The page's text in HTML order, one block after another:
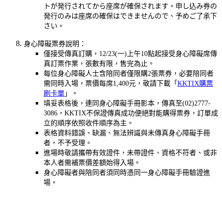
トが発行されてから座席が確保されます。申し込み券の
発行のみは座席の確保はできませんので、予めご了承下
さい。
身心障礙票券說明：
僅接受傳真訂購，12/23(一)上午10點起接受身心障礙席傳
真訂票作業，張數有限，售完為止。
每位身心障礙人士含陪同者僅限購2張票券，必要陪同者
需同時入場，票價每席1,400元，敬請下載「 KKTIX購票
刷卡單 」。
填妥表格後，連同身心障礙手冊影本，傳真至(02)2777-
3086，KKTIX不保證傳真成功便絕對能購得票券，訂單成
立的順序依照收件順序為主。
表格資料錯誤、缺漏、無法辨識與未傳真身心障礙手冊
者，不予受理。
進場時敬請攜帶有效證件，未帶證件、資格不符者、或非
本人者需補票價差額始得入場。
身心障礙者與陪同者須同時憑同一身心障礙手冊驗證進
場。